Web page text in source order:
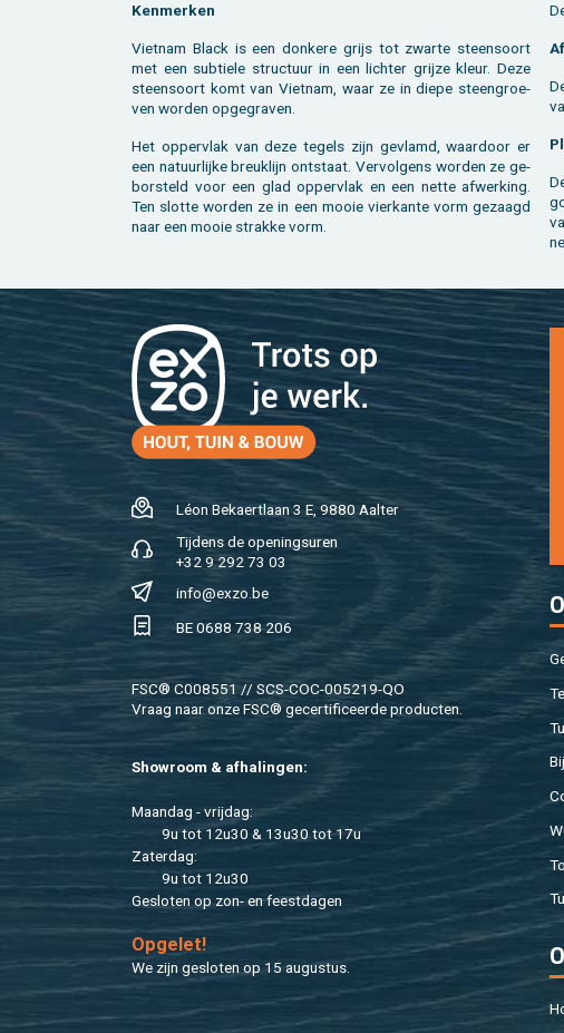
Ken­mer­ken
Viet­nam Black is een don­ke­re grijs tot zwar­te steen­soort
met een sub­tie­le struc­tuur in een lich­ter grij­ze kleur. Deze
steen­soort komt van Viet­nam, waar ze in diepe steen­groe­
ven wor­den op­ge­gra­ven.
Het op­per­vlak van deze te­gels zijn ge­vlamd, waar­door er
een na­tuur­lij­ke breuk­lijn ont­staat. Ver­vol­gens wor­den ze ge­
bor­steld voor een glad op­per­vlak en een nette af­wer­king.
Ten slot­te wor­den ze in een mooie vier­kan­te vorm ge­zaagd
naar een mooie strak­ke vorm.
Léon Be­kaert­laan 3 E, 9880 Aal­ter
Tij­dens de ope­nings­uren
+32 9 292 73 03
info@​exzo.​be
BE 0688 738 206
FSC® C008551 // SCS-COC-005219-QO
Vraag naar onze FSC® ge­cer­ti­fi­ceer­de pro­duc­ten.
Show­room & af­ha­lin­gen:
Maan­dag - vrij­dag:
9u tot 12u30 & 13u30 tot 17u
Za­ter­dag:
9u tot 12u30
Ge­slo­ten op zon- en feest­da­gen
Op­ge­let!
We zijn ge­slo­ten op 15 au­gus­tus.